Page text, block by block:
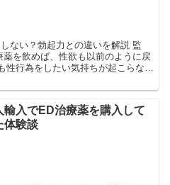
ない？勃起力との違いを解説 監
性行為をしたい気持ちが起こらな
輸入でED治療薬を購入して
体験談